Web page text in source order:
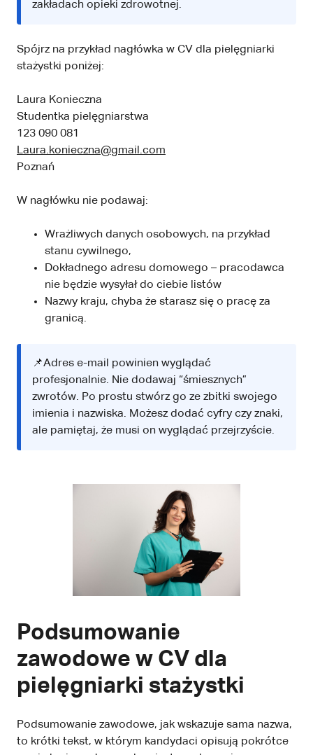
zakładach opieki zdrowotnej.
Spójrz na przykład nagłówka w CV dla pielęgniarki
stażystki poniżej:
Laura Konieczna
Studentka pielęgniarstwa
123 090 081
Laura.konieczna@gmail.com
Poznań
W nagłówku nie podawaj:
Wrażliwych danych osobowych, na przykład
stanu cywilnego,
Dokładnego adresu domowego – pracodawca
nie będzie wysyłał do ciebie listów
Nazwy kraju, chyba że starasz się o pracę za
granicą.
📌Adres e-mail powinien wyglądać
profesjonalnie. Nie dodawaj “śmiesznych”
zwrotów. Po prostu stwórz go ze zbitki swojego
imienia i nazwiska. Możesz dodać cyfry czy znaki,
ale pamiętaj, że musi on wyglądać przejrzyście.
Podsumowanie
zawodowe w CV dla
pielęgniarki stażystki
Podsumowanie zawodowe, jak wskazuje sama nazwa,
to krótki tekst, w którym kandydaci opisują pokrótce